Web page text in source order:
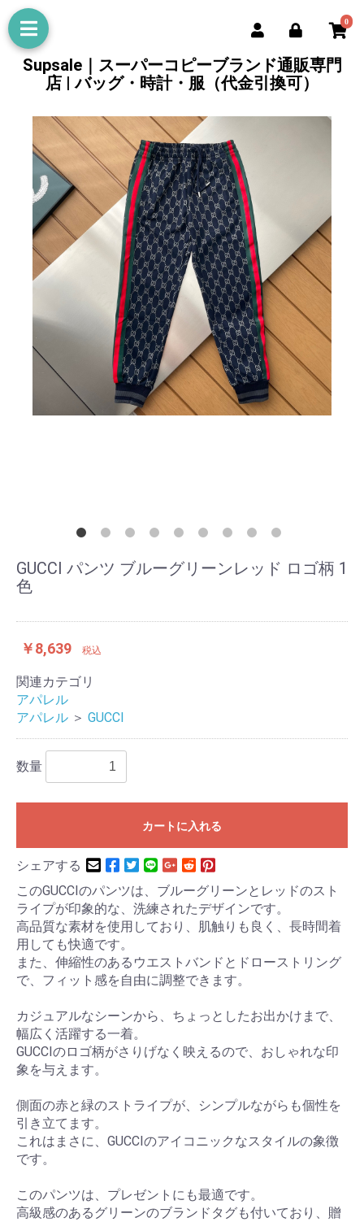
0
Supsale｜スーパーコピーブランド通販専門
店 | バッグ・時計・服（代金引換可）
GUCCI パンツ ブルーグリーンレッド ロゴ柄 1
色
￥8,639 税込
関連カテゴリ
アパレル
アパレル ＞ GUCCI
数量
カートに入れる
シェアする
このGUCCIのパンツは、ブルーグリーンとレッドのスト
ライプが印象的な、洗練されたデザインです。
高品質な素材を使用しており、肌触りも良く、長時間着
用しても快適です。
また、伸縮性のあるウエストバンドとドローストリング
で、フィット感を自由に調整できます。
カジュアルなシーンから、ちょっとしたお出かけまで、
幅広く活躍する一着。
GUCCIのロゴ柄がさりげなく映えるので、おしゃれな印
象を与えます。
側面の赤と緑のストライプが、シンプルながらも個性を
引き立てます。
これはまさに、GUCCIのアイコニックなスタイルの象徴
です。
このパンツは、プレゼントにも最適です。
高級感のあるグリーンのブランドタグも付いており、贈